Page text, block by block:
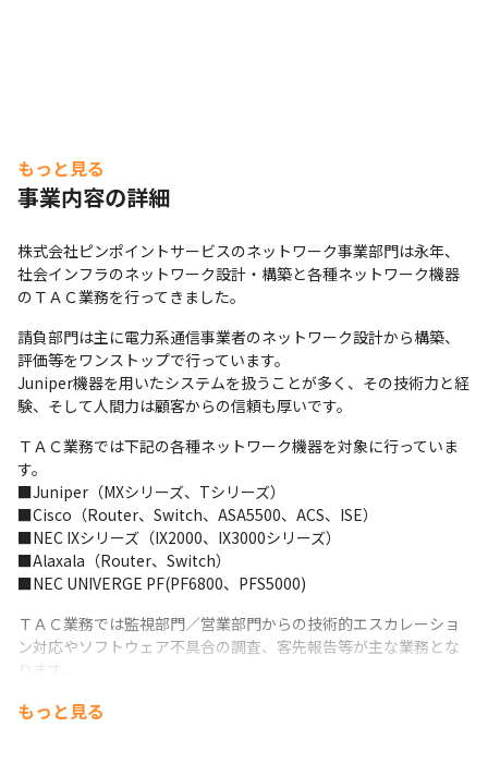
もっと見る
事業内容の詳細
株式会社ピンポイントサービスのネットワーク事業部門は永年、
社会インフラのネットワーク設計・構築と各種ネットワーク機器
のＴＡＣ業務を行ってきました。
請負部門は主に電力系通信事業者のネットワーク設計から構築、
評価等をワンストップで行っています。
Juniper機器を用いたシステムを扱うことが多く、その技術力と経
験、そして人間力は顧客からの信頼も厚いです。
ＴＡＣ業務では下記の各種ネットワーク機器を対象に行っていま
す。
■Juniper（MXシリーズ、Tシリーズ）
■Cisco（Router、Switch、ASA5500、ACS、ISE）
■NEC IXシリーズ（IX2000、IX3000シリーズ）
■Alaxala（Router、Switch）
■NEC UNIVERGE PF(PF6800、PFS5000)
ＴＡＣ業務では監視部門／営業部門からの技術的エスカレーショ
ン対応やソフトウェア不具合の調査、客先報告等が主な業務とな
ります。
照、メーカーとのやり取り等を含めて、その業務範囲は広く、ま
もっと見る